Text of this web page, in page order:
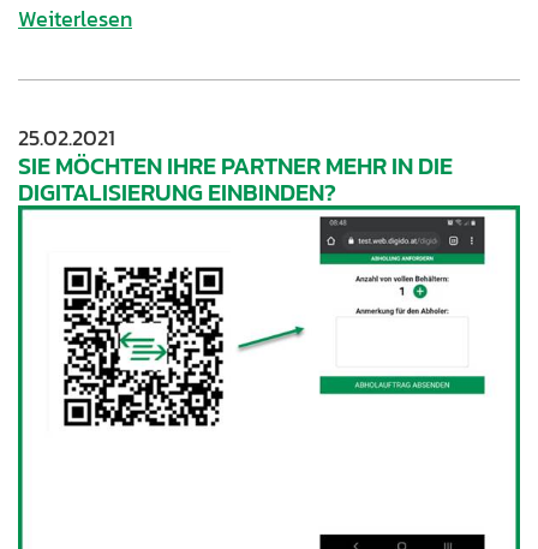
Weiterlesen
25.02.2021
SIE MÖCHTEN IHRE PARTNER MEHR IN DIE
DIGITALISIERUNG EINBINDEN?